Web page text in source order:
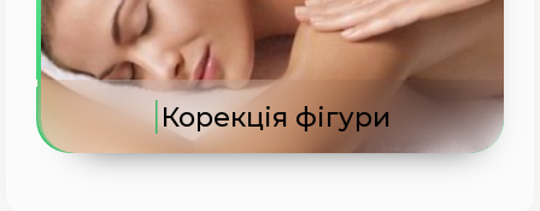
|Корекція фігури